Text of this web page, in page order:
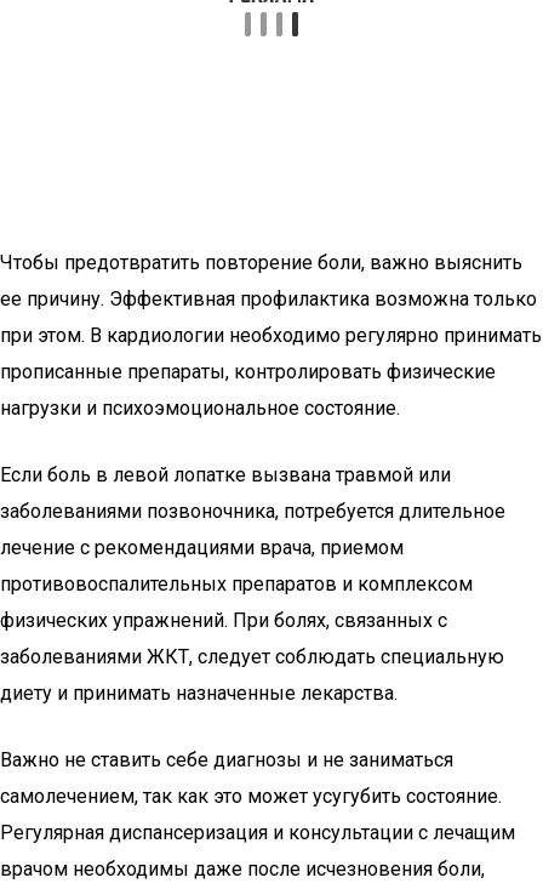
Чтобы предотвратить повторение боли, важно выяснить
ее причину. Эффективная профилактика возможна только
при этом. В кардиологии необходимо регулярно принимать
прописанные препараты, контролировать физические
нагрузки и психоэмоциональное состояние.
Если боль в левой лопатке вызвана травмой или
заболеваниями позвоночника, потребуется длительное
лечение с рекомендациями врача, приемом
противовоспалительных препаратов и комплексом
физических упражнений. При болях, связанных с
заболеваниями ЖКТ, следует соблюдать специальную
диету и принимать назначенные лекарства.
Важно не ставить себе диагнозы и не заниматься
самолечением, так как это может усугубить состояние.
Регулярная диспансеризация и консультации с лечащим
врачом необходимы даже после исчезновения боли,